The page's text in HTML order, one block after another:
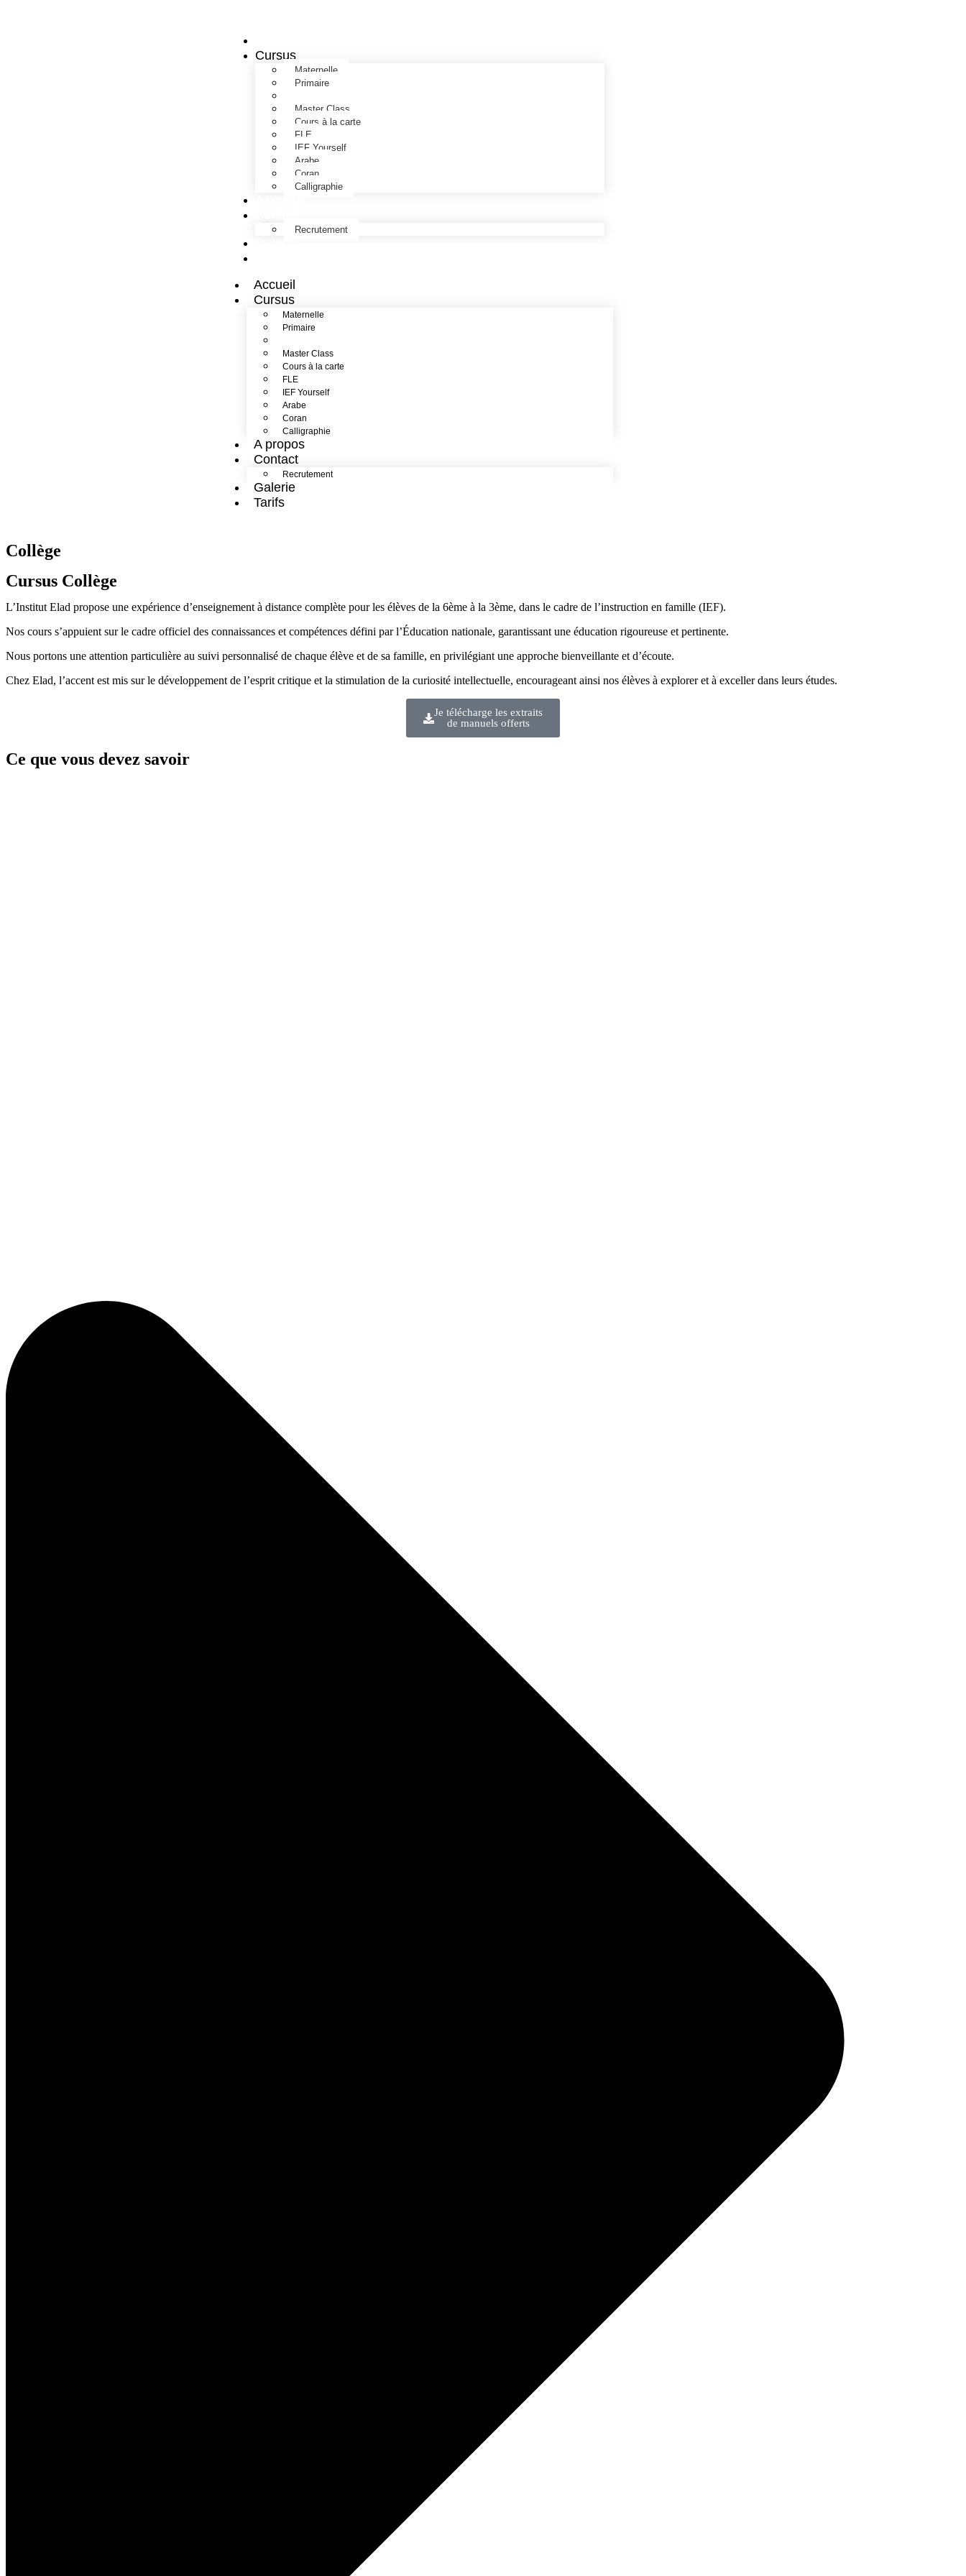
Cursus
Maternelle
Primaire
Master Class
Cours à la carte
FLE
IEF Yourself
Arabe
Coran
Calligraphie
Recrutement
Accueil
Cursus
Maternelle
Primaire
Master Class
Cours à la carte
FLE
IEF Yourself
Arabe
Coran
Calligraphie
A propos
Contact
Recrutement
Galerie
Tarifs
Collège
Cursus Collège
L’Institut Elad propose une expérience d’enseignement à distance complète pour les élèves de la 6ème à la 3ème, dans le cadre de l’instruction en famille (IEF).
Nos cours s’appuient sur le cadre officiel des connaissances et compétences défini par l’Éducation nationale, garantissant une éducation rigoureuse et pertinente.
Nous portons une attention particulière au suivi personnalisé de chaque élève et de sa famille, en privilégiant une approche bienveillante et d’écoute.
Chez Elad, l’accent est mis sur le développement de l’esprit critique et la stimulation de la curiosité intellectuelle, encourageant ainsi nos élèves à explorer et à exceller dans leurs études.
Je télécharge les extraits
de manuels offerts
Ce que vous devez savoir